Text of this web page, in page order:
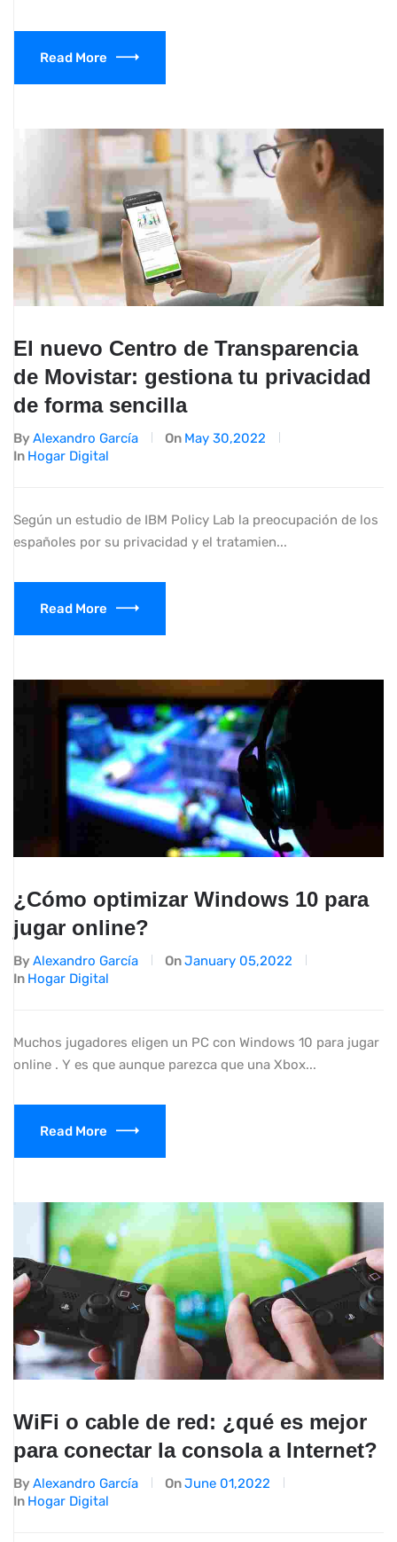
Read More
El nuevo Centro de Transparencia
de Movistar: gestiona tu privacidad
de forma sencilla
By Alexandro García On May 30,2022
In Hogar Digital
Según un estudio de IBM Policy Lab la preocupación de los
españoles por su privacidad y el tratamien...
Read More
¿Cómo optimizar Windows 10 para
jugar online?
By Alexandro García OnJanuary 05,2022
In Hogar Digital
Muchos jugadores eligen un PC con Windows 10 para jugar
online . Y es que aunque parezca que una Xbox...
Read More
WiFi o cable de red: ¿qué es mejor
para conectar la consola a Internet?
By Alexandro García OnJune 01,2022
In Hogar Digital